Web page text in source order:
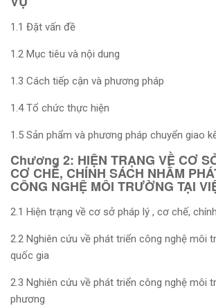
1.1 Đặt vấn đề
1.2 Mục tiêu và nội dung
1.3 Cách tiếp cận và phương pháp
1.4 Tổ chức thực hiện
1.5 Sản phẩm và phương pháp chuyển giao
Chương 2: HIỆN TRẠNG VỀ CƠ
CƠ CHẾ, CHÍNH SÁCH NHẰM
CÔNG NGHỆ MÔI TRƯỜNG TẠI
2.1 Hiện trạng về cơ sở pháp lý , cơ chế,
2.2 Nghiên cứu về phát triển công nghệ môi
quốc gia
2.3 Nghiên cứu về phát triển công nghệ môi
phương